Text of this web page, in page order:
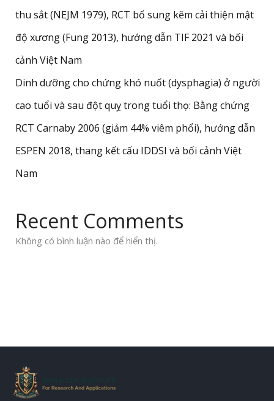
thu sắt (NEJM 1979), RCT bổ sung kẽm cải thiện mật
độ xương (Fung 2013), hướng dẫn TIF 2021 và bối
cảnh Việt Nam
Dinh dưỡng cho chứng khó nuốt (dysphagia) ở người
cao tuổi và sau đột quỵ trong tuổi thọ: Bằng chứng
RCT Carnaby 2006 (giảm 44% viêm phổi), hướng dẫn
ESPEN 2018, thang kết cấu IDDSI và bối cảnh Việt
Nam
Recent Comments
Không có bình luận nào để hiển thị.